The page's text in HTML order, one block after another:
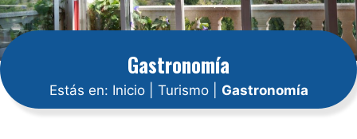
Gastronomía
Estás en: Inicio| Turismo| Gastronomía